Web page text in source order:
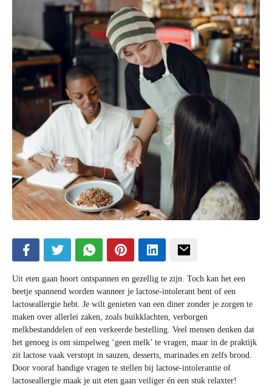
Uit eten gaan hoort ontspannen en gezellig te zijn. Toch kan het een
beetje spannend worden wanneer je lactose-intolerant bent of een
lactoseallergie hebt. Je wilt genieten van een diner zonder je zorgen te
maken over allerlei zaken, zoals buikklachten, verborgen
melkbestanddelen of een verkeerde bestelling. Veel mensen denken dat
het genoeg is om simpelweg ‘geen melk’ te vragen, maar in de praktijk
zit lactose vaak verstopt in sauzen, desserts, marinades en zelfs brood.
Door vooraf handige vragen te stellen bij lactose-intolerantie of
lactoseallergie maak je uit eten gaan veiliger én een stuk relaxter!